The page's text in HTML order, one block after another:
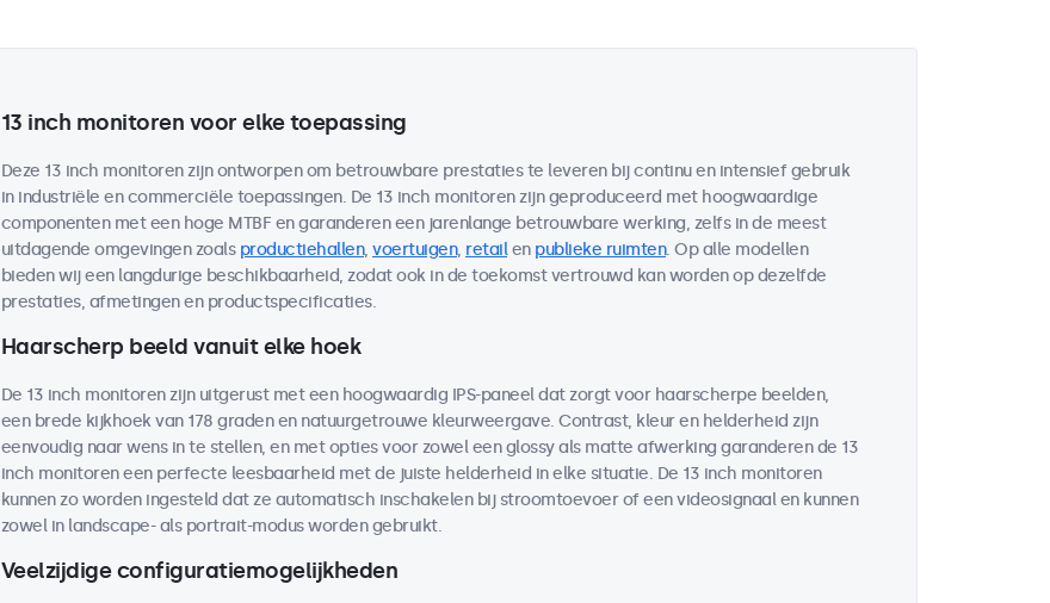
13 inch monitoren voor elke toepassing
Deze 13 inch monitoren zijn ontworpen om betrouwbare prestaties te leveren bij continu en intensief gebruik
in industriële en commerciële toepassingen. De 13 inch monitoren zijn geproduceerd met hoogwaardige
componenten met een hoge MTBF en garanderen een jarenlange betrouwbare werking, zelfs in de meest
uitdagende omgevingen zoals productiehallen, voertuigen, retailen publieke ruimten. Op alle modellen
bieden wij een langdurige beschikbaarheid, zodat ook in de toekomst vertrouwd kan worden op dezelfde
prestaties, afmetingen en productspecificaties.
Haarscherp beeld vanuit elke hoek
De 13 inch monitoren zijn uitgerust met een hoogwaardig IPS-paneel dat zorgt voor haarscherpe beelden,
een brede kijkhoek van 178 graden en natuurgetrouwe kleurweergave. Contrast, kleur en helderheid zijn
eenvoudig naar wens in te stellen, en met opties voor zowel een glossy als matte afwerking garanderen de 13
inch monitoren een perfecte leesbaarheid met de juiste helderheid in elke situatie. De 13 inch monitoren
kunnen zo worden ingesteld dat ze automatisch inschakelen bij stroomtoevoer of een videosignaal en kunnen
zowel in landscape- als portrait-modus worden gebruikt.
Veelzijdige configuratiemogelijkheden